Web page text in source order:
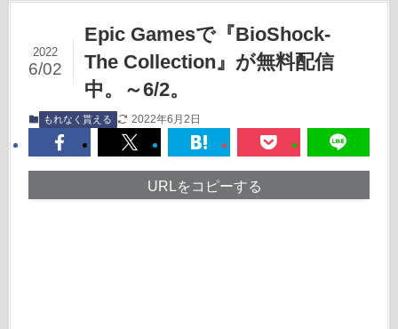
Epic Gamesで『BioShock-
The Collection』が無料配信
中。～6/2。
2022
6/02
もれなく貰える 2022年6月2日
URLをコピーする